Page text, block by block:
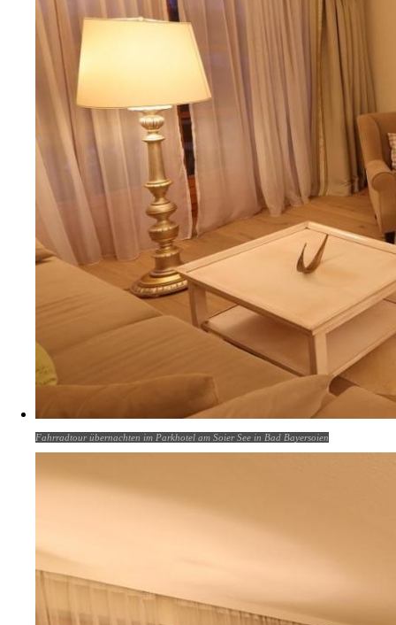
Fahrradtour übernachten im Parkhotel am Soier See in Bad Bayersoien